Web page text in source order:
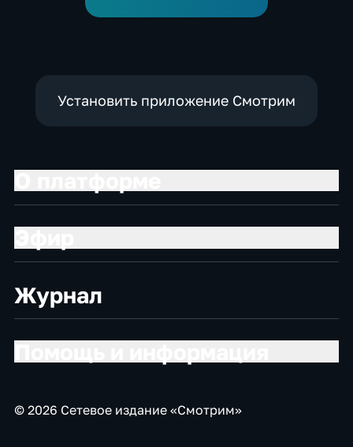
Установить приложение Смотрим
Журнал
© 2026 Сетевое издание «Смотрим»